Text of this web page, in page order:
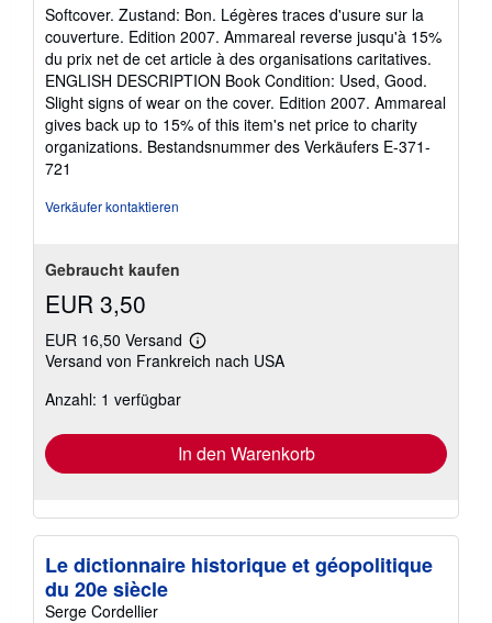
von
5
Sternen
Softcover. Zustand: Bon. Légères traces d'usure sur la
couverture. Edition 2007. Ammareal reverse jusqu'à 15%
du prix net de cet article à des organisations caritatives.
ENGLISH DESCRIPTION Book Condition: Used, Good.
Slight signs of wear on the cover. Edition 2007. Ammareal
gives back up to 15% of this item's net price to charity
organizations. Bestandsnummer des Verkäufers E-371-
721
Verkäufer kontaktieren
Gebraucht kaufen
EUR 3,50
EUR 16,50 Versand
Weitere
Informationen
Versand von Frankreich nach USA
Anzahl: 1 verfügbar
In den Warenkorb
Le dictionnaire historique et géopolitique
du 20e siècle
Serge Cordellier